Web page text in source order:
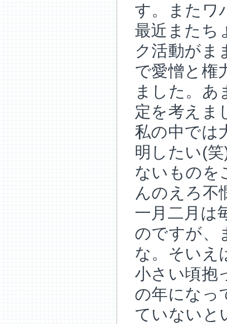
す。またワ
最近またち
ク活動がま
で愛憎と権
ました。あ
定を考えま
私の中では
明したい(
ないものを
んのえろ不
一月二月は
のですが、
な。そいえ
小さい頃抱
の年になっ
ていないと